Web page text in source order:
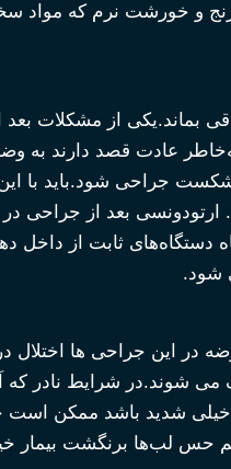
و خورشت نرم که مواد
بماند.یکی از مشکلات
عادت قصد دارند به
جراحی شود.باید با
بعد از جراحی
جزیی در وضعیت دندان‌ها اعمال می شود و بعد از 3-
شود.
در این جراحی ها
می شوند.در شرایط نادر
شدید باشد ممکن ا‌ست
حس لب‌ها برنگشت بیمار